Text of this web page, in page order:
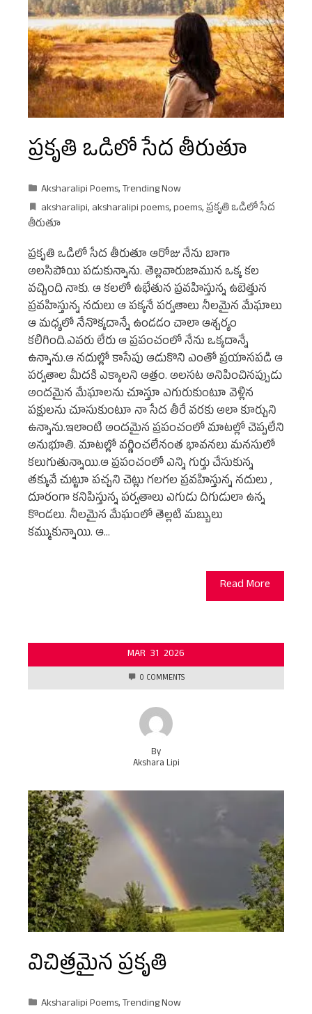
ప్రకృతి ఒడిలో సేద తీరుతూ
Aksharalipi Poems,Trending Now
aksharalipi, aksharalipi poems,poems,ప్రకృతి ఒడిలో సేద
తీరుతూ
ప్రకృతి ఒడిలో సేద తీరుతూ ఆరోజు నేను బాగా
అలసిపోయి పడుకున్నాను. తెల్లవారుజామున ఒక్క కల
వచ్చింది నాకు. ఆ కలలో ఉభేతున ప్రవహిస్తున్న ఉబెత్తున
ప్రవహిస్తున్న నదులు ఆ పక్కనే పర్వతాలు నీలమైన మేఘాలు
ఆ మధ్యలో నేనొక్కదాన్నే ఉండడం చాలా ఆశ్చర్యం
కలిగింది.ఎవరు లేరు ఆ ప్రపంచంలో నేను ఒక్కదాన్నే
ఉన్నాను.ఆ నదుల్లో కాసేపు ఆడుకొని ఎంతో ప్రయాసపడి ఆ
పర్వతాల మీదకి ఎక్కాలని ఆత్రం. అలసట అనిపించినప్పుడు
అందమైన మేఘాలను చూస్తూ ఎగురుకుంటూ వెళ్లిన
పక్షులను చూసుకుంటూ నా సేద తీరే వరకు అలా కూర్చుని
ఉన్నాను.ఇలాంటి అందమైన ప్రపంచంలో మాటల్లో చెప్పలేని
అనుభూతి. మాటల్లో వర్ణించలేనంత భావనలు మనసులో
కలుగుతున్నాయి.ఆ ప్రపంచంలో ఎన్ని గుర్తు చేసుకున్న
తక్కువే చుట్టూ పచ్చని చెట్లు గలగల ప్రవహిస్తున్న నదులు ,
దూరంగా కనిపిస్తున్న పర్వతాలు ఎగుడు దిగుడులా ఉన్న
కొండలు. నీలమైన మేఘంలో తెల్లటి మబ్బులు
కమ్ముకున్నాయి. ఆ…
Read More
MAR 31 2026
0 COMMENTS
By
Akshara Lipi
విచిత్రమైన ప్రకృతి
Aksharalipi Poems,Trending Now